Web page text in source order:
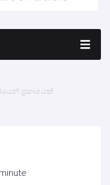
ප්‍රකාශයක්